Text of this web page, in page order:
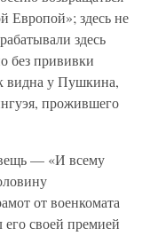
Европой»; здесь не
здесь
без прививки
видна у Пушкина,
прожившего
— «И всему
от военкомата
своей премией